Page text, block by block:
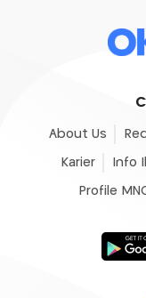
About Us
Karier Info
Profile